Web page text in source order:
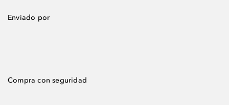
Enviado por
Compra con seguridad